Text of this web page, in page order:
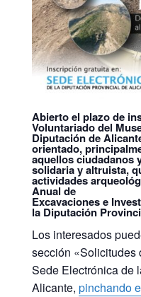
Abierto el plazo de
Voluntariado del
Diputación de
orientado,
aquellos ciudadanos
solidaria y altruista,
actividades
Anual de
Excavaciones e
la Diputación
Los interesados
sección «Solicitudes
Sede Electrónica de
Alicante, pinchando